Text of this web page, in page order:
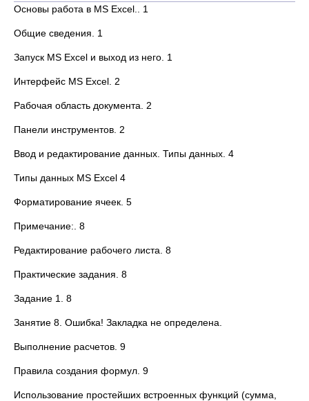
Основы работа в MS Excel.. 1
Общие сведения. 1
Запуск MS Excel и выход из него. 1
Интерфейс MS Excel. 2
Рабочая область документа. 2
Панели инструментов. 2
Ввод и редактирование данных. Типы данных. 4
Типы данных MS Excel 4
Форматирование ячеек. 5
Примечание:. 8
Редактирование рабочего листа. 8
Практические задания. 8
Задание 1. 8
Занятие 8. Ошибка! Закладка не определена.
Выполнение расчетов. 9
Правила создания формул. 9
Использование простейших встроенных функций (сумма,